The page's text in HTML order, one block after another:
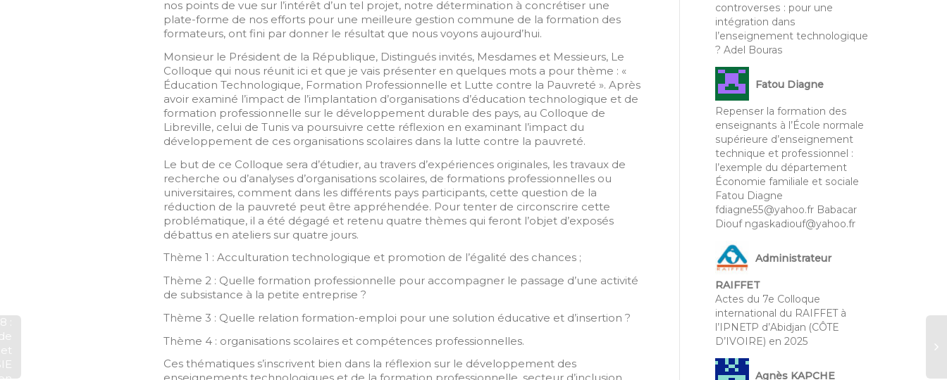
nos points de vue sur l’intérêt d’un tel projet, notre détermination à concrétiser une
plate-forme de nos efforts pour une meilleure gestion commune de la formation des
formateurs, ont fini par donner le résultat que nous voyons aujourd’hui.
Monsieur le Président de la République, Distingués invités, Mesdames et Messieurs, Le
Colloque qui nous réunit ici et que je vais présenter en quelques mots a pour thème : «
Éducation Technologique, Formation Professionnelle et Lutte contre la Pauvreté ». Après
avoir examiné l’impact de l’implantation d’organisations d’éducation technologique et de
formation professionnelle sur le développement durable des pays, au Colloque de
Libreville, celui de Tunis va poursuivre cette réflexion en examinant l’impact du
développement de ces organisations scolaires dans la lutte contre la pauvreté.
Le but de ce Colloque sera d’étudier, au travers d’expériences originales, les travaux de
recherche ou d’analyses d’organisations scolaires, de formations professionnelles ou
universitaires, comment dans les différents pays participants, cette question de la
réduction de la pauvreté peut être appréhendée. Pour tenter de circonscrire cette
problématique, il a été dégagé et retenu quatre thèmes qui feront l’objet d’exposés
débattus en ateliers sur quatre jours.
Thème 1 : Acculturation technologique et promotion de l’égalité des chances ;
Thème 2 : Quelle formation professionnelle pour accompagner le passage d’une activité
de subsistance à la petite entreprise ?
Thème 3 : Quelle relation formation-emploi pour une solution éducative et d’insertion ?
Thème 4 : organisations scolaires et compétences professionnelles.
Ces thématiques s’inscrivent bien dans la réflexion sur le développement des
:
controverses : pour une
intégration dans
l’enseignement technologique
? Adel Bouras
Fatou Diagne
Repenser la formation des
enseignants à l’École normale
supérieure d’enseignement
technique et professionnel :
l’exemple du département
Économie familiale et sociale
Fatou Diagne
fdiagne55@yahoo.fr Babacar
Diouf ngaskadiouf@yahoo.fr
Administrateur
RAIFFET
Actes du 7e Colloque
international du RAIFFET à
l’IPNETP d’Abidjan (CÔTE
D’IVOIRE) en 2025
Agnès KAPCHE